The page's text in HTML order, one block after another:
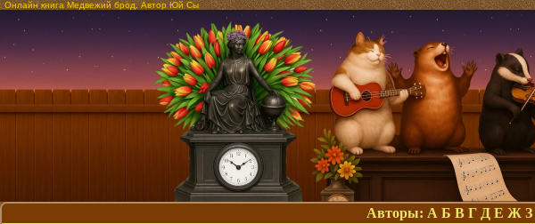
Онлайн книга Медвежий брод. Автор Юй Сы
Авторы: А Б В Г Д Е Ж З